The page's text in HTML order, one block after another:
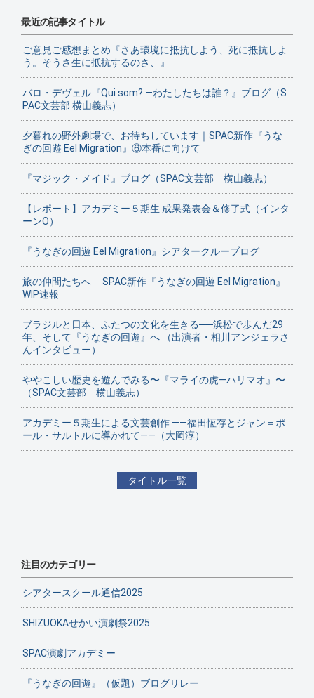
最近の記事タイトル
ご意見ご感想まとめ『さあ環境に抵抗しよう、死に抵抗しよ
う。そうさ生に抵抗するのさ、』
バロ・デヴェル『Qui som? ―わたしたちは誰？』ブログ（S
PAC文芸部 横山義志）
夕暮れの野外劇場で、お待ちしています｜SPAC新作『うな
ぎの回遊 Eel Migration』⑥本番に向けて
『マジック・メイド』ブログ（SPAC文芸部 横山義志）
【レポート】アカデミー５期生 成果発表会＆修了式（インタ
ーンO）
『うなぎの回遊 Eel Migration』シアタークルーブログ
旅の仲間たちへ ─ SPAC新作『うなぎの回遊 Eel Migration』
WIP速報
ブラジルと日本、ふたつの文化を生きる──浜松で歩んだ29
年、そして『うなぎの回遊』へ （出演者・相川アンジェラさ
んインタビュー）
ややこしい歴史を遊んでみる〜『マライの虎—ハリマオ』〜
（SPAC文芸部 横山義志）
アカデミー５期生による文芸創作 ——福田恆存とジャン＝ポ
ール・サルトルに導かれて——（大岡淳）
タイトル一覧
注目のカテゴリー
シアタースクール通信2025
SHIZUOKAせかい演劇祭2025
SPAC演劇アカデミー
『うなぎの回遊』（仮題）ブログリレー